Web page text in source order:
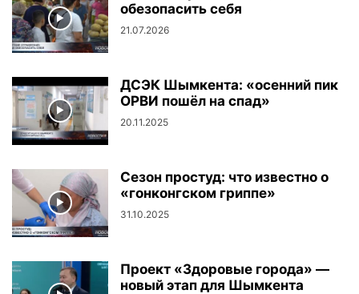
обезопасить себя
21.07.2026
ДСЭК Шымкента: «осенний пик
ОРВИ пошёл на спад»
20.11.2025
Сезон простуд: что известно о
«гонконгском гриппе»
31.10.2025
Проект «Здоровые города» —
новый этап для Шымкента